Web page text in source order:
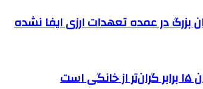
بزرگ در عمده تعهدات ارزی ایفا نشده
است